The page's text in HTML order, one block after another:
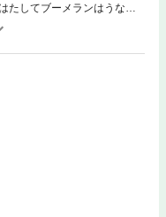
たしてブーメランはうなる
。世界大会を前に5対5の日
カから帰国し参戦する! 黄